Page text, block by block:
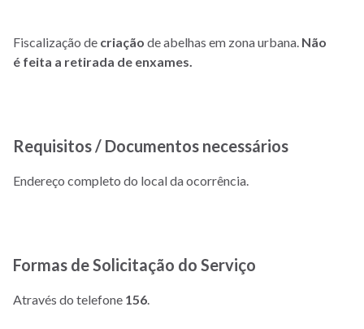
Fiscalização de criação de abelhas em zona urbana. Não
é feita a retirada de enxames.
Requisitos / Documentos necessários
Endereço completo do local da ocorrência.
Formas de Solicitação do Serviço
Através do telefone 156.